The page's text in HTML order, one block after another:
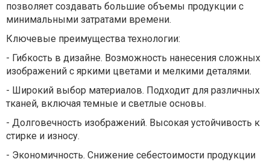
позволяет создавать большие объемы продукции с
минимальными затратами времени.
Ключевые преимущества технологии:
- Гибкость в дизайне. Возможность нанесения сложных
изображений с яркими цветами и мелкими деталями.
- Широкий выбор материалов. Подходит для различных
тканей, включая темные и светлые основы.
- Долговечность изображений. Высокая устойчивость к
стирке и износу.
- Экономичность. Снижение себестоимости продукции